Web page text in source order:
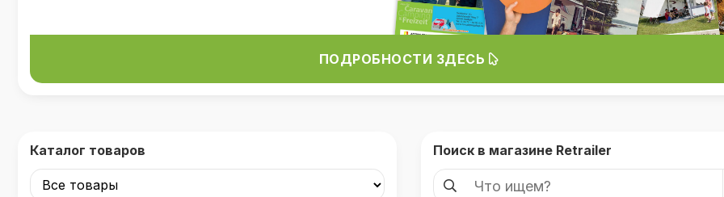
ПОДРОБНОСТИ ЗДЕСЬ
Каталог товаров Поиск в магазине Retrailer